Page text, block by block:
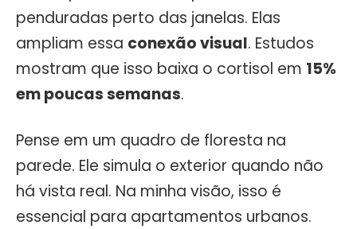
penduradas perto das janelas. Elas
ampliam essa conexão visual. Estudos
mostram que isso baixa o cortisol em 15%
em poucas semanas.
Pense em um quadro de floresta na
parede. Ele simula o exterior quando não
há vista real. Na minha visão, isso é
essencial para apartamentos urbanos.